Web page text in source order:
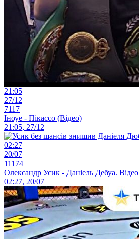
21:05
27/12
7117
Іноуе - Пікассо (Відео)
21:05, 27/12
02:27
20/07
11174
Олександр Усик - Даніель Дебуа. Відео
02:27, 20/07